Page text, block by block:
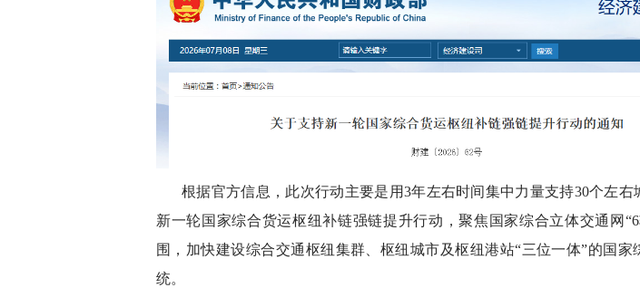
根据官方信息，此次行动主要是用3年左右时间集中力量支持30个左右
新一轮国家综合货运枢纽补链强链提升行动，聚焦国家综合立体交通网
围，加快建设综合交通枢纽集群、枢纽城市及枢纽港站“三位一体”的国家
统。